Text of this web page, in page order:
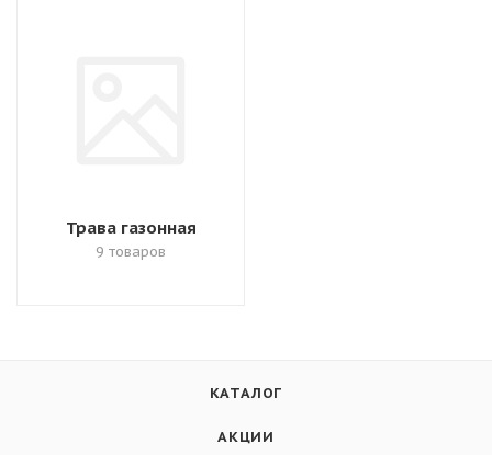
Трава газонная
9 товаров
КАТАЛОГ
АКЦИИ